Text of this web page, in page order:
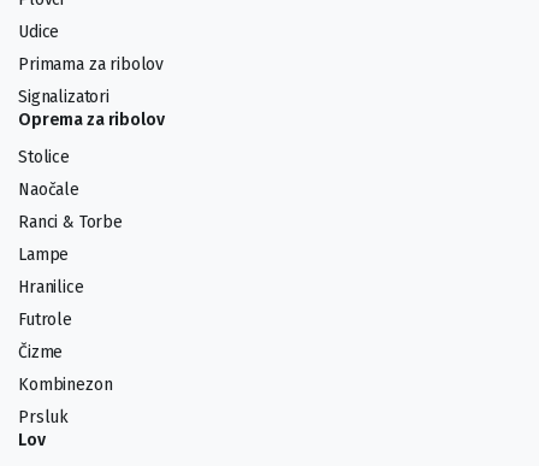
Udice
Primama za ribolov
Signalizatori
Oprema za ribolov
Stolice
Naočale
Ranci & Torbe
Lampe
Hranilice
Futrole
Čizme
Kombinezon
Prsluk
Lov